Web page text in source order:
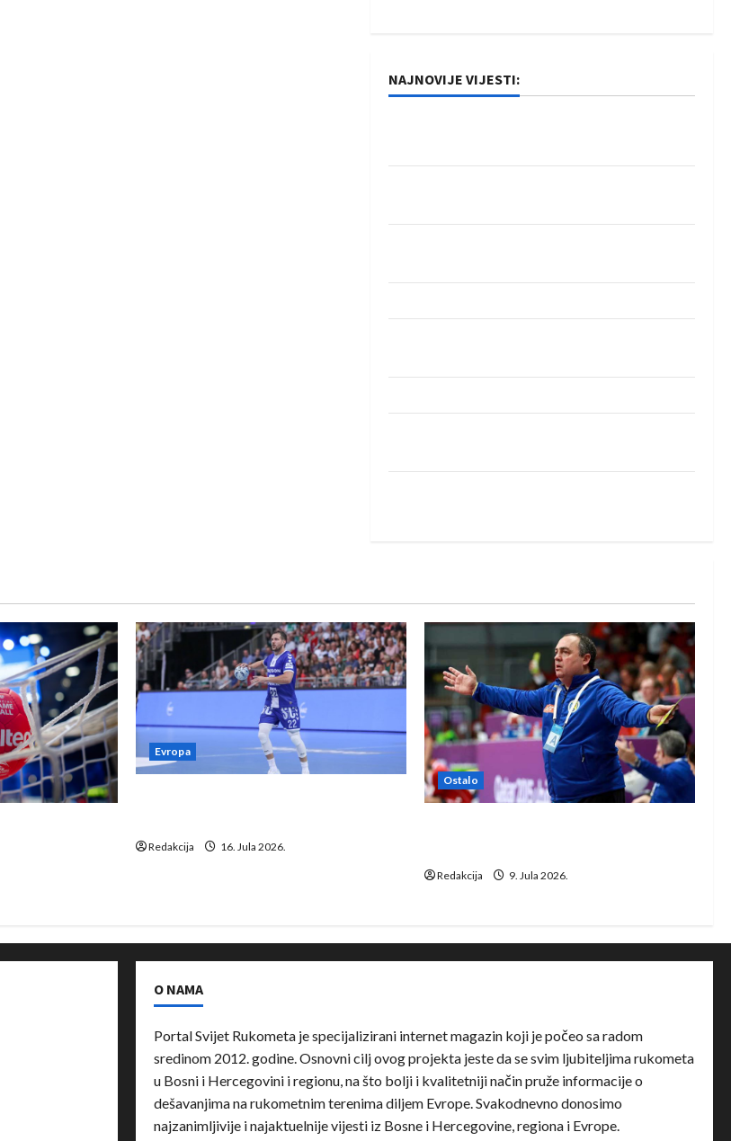
NAJNOVIJE VIJESTI:
Evropa
Redakcija 16. Jula 2026.
Ostalo
Redakcija 9. Jula 2026.
O NAMA
Portal Svijet Rukometa je specijalizirani internet magazin koji je počeo sa radom
sredinom 2012. godine. Osnovni cilj ovog projekta jeste da se svim ljubiteljima rukometa
u Bosni i Hercegovini i regionu, na što bolji i kvalitetniji način pruže informacije o
dešavanjima na rukometnim terenima diljem Evrope. Svakodnevno donosimo
najzanimljivije i najaktuelnije vijesti iz Bosne i Hercegovine, regiona i Evrope.